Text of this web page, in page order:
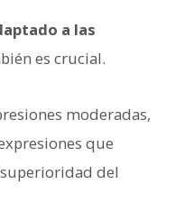
a las
es crucial.
moderadas,
que
del